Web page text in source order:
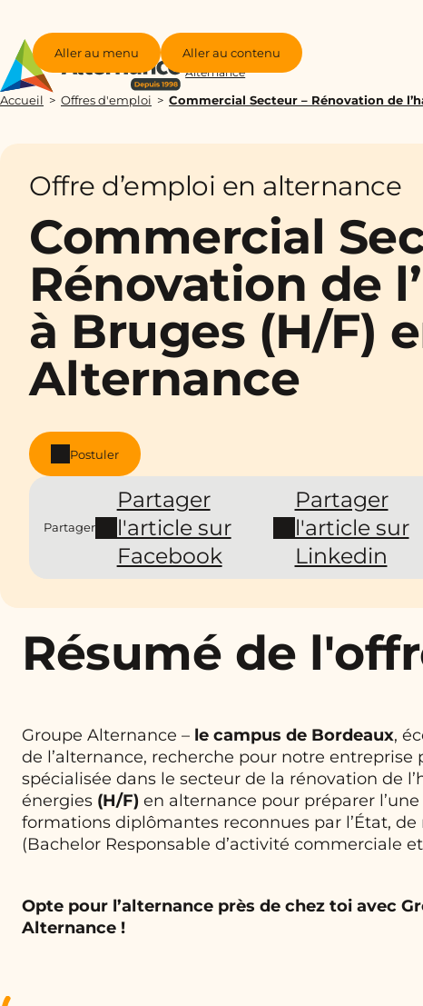
Aller au menu Aller au contenu
Groupe
Alternance
Accueil Offres d'emploi Commercial Secteur – Rénovation de
Offre d’emploi en alternance
Commercial
Rénovation de
à Bruges (H/F)
Alternance
Postuler
Partager
Partager
l'article sur
Facebook
Partager
l'article sur
Linkedin
Résumé de
Groupe Alternance – le campus de Bordeaux,
de l’alternance, recherche pour notre entreprise
spécialisée dans le secteur de la rénovation de
énergies (H/F) en alternance pour préparer
formations diplômantes reconnues par l’État, de
(Bachelor Responsable d’activité commerciale
Opte pour l’alternance près de chez toi avec
Alternance !